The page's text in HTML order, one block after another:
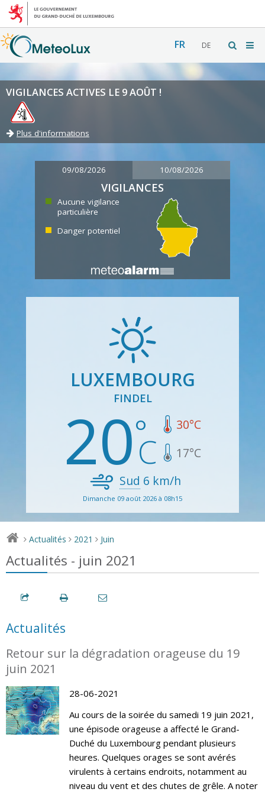
FR DE
VIGILANCES ACTIVES LE 9 AOÛT !
Plus d'informations
09/08/2026 10/08/2026
VIGILANCES
Aucune vigilance
particulière
Danger potentiel
LUXEMBOURG
FINDEL
20 30°C
17°C
Sud 6 km/h
Dimanche 09 août 2026 à 08h15
> Actualités > 2021 > Juin
Actualités - juin 2021
Actualités
Retour sur la dégradation orageuse du 19
juin 2021
28-06-2021
Au cours de la soirée du samedi 19 juin 2021,
une épisode orageuse a affecté le Grand-
Duché du Luxembourg pendant plusieurs
heures. Quelques orages se sont avérés
virulents à certains endroits, notamment au
niveau du vent et des chutes de grêle. A noter